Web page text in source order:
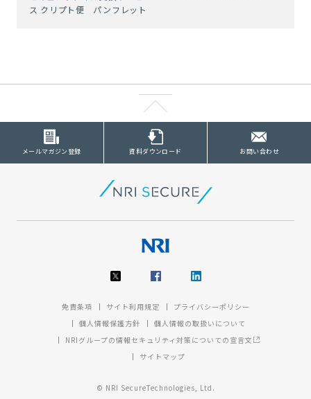
ス クリプト便 パンフレット
メールマガジン登録 資料ダウンロード お問い合わせ
免責条項 サイト利用規定
プライバシーポリシー
個人情報保護方針
個人情報の取扱いについて
NRIグループの情報セキュリティ対策についての宣言文
サイトマップ
© NRI SecureTechnologies, Ltd.